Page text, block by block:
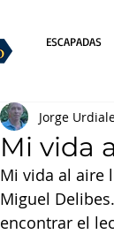
ESCAPADAS
Mi vida
Jorge
Mi vida al aire
Miguel
encontrar el